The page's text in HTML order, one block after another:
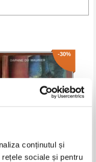
conținutul și
sociale și pentru
-30%